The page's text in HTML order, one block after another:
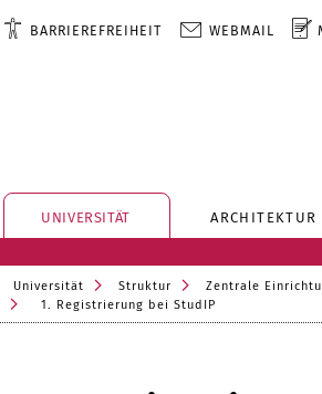
BARRIEREFREIHEIT WEBMAIL
UNIVERSITÄT
Universität Struktur Zentrale
1. Registrierung bei StudIP